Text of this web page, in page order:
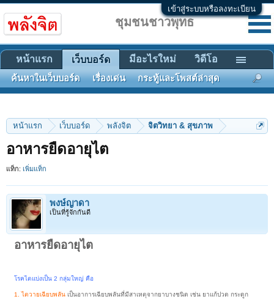
เข้าสู่ระบบหรือลงทะเบียน
หน้าแรก เว็บบอร์ด พลังจิต จิตวิทยา & สุขภาพ
อาหารยืดอายุไต
แท็ก: เพิ่มแท็ก
พงษ์ญาดา
เป็นที่รู้จักกันดี
อาหารยืดอายุไต
โรคไตแบ่งเป็น 2 กลุ่มใหญ่ คือ
1. ไตวายเฉียบพลัน เป็นอาการเฉียบพลันที่มีสาเหตุจากยาบางชนิด เช่น ยาแก้ปวด กระดูก
ชุมชนชาวพุทธ
หน้าแรก เว็บบอร์ด
ค้นหาในเว็บบอร์ด เรื่องเด่น กระทู้และโพสต์ล่าสุด
มีอะไรใหม่ วิดีโอ